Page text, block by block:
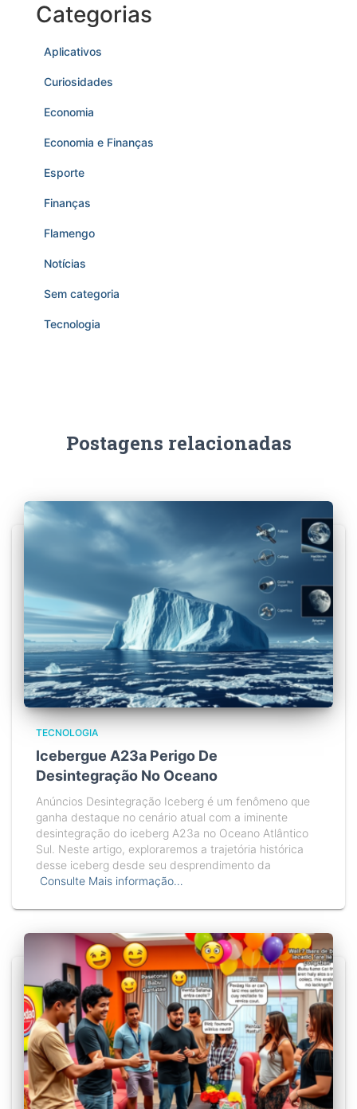
Categorias
Aplicativos
Curiosidades
Economia
Economia e Finanças
Esporte
Finanças
Flamengo
Notícias
Sem categoria
Tecnologia
Postagens relacionadas
TECNOLOGIA
Icebergue A23a Perigo De
Desintegração No Oceano
Anúncios Desintegração Iceberg é um fenômeno que
ganha destaque no cenário atual com a iminente
desintegração do iceberg A23a no Oceano Atlântico
Sul. Neste artigo, exploraremos a trajetória histórica
desse iceberg desde seu desprendimento da
Consulte Mais informação…